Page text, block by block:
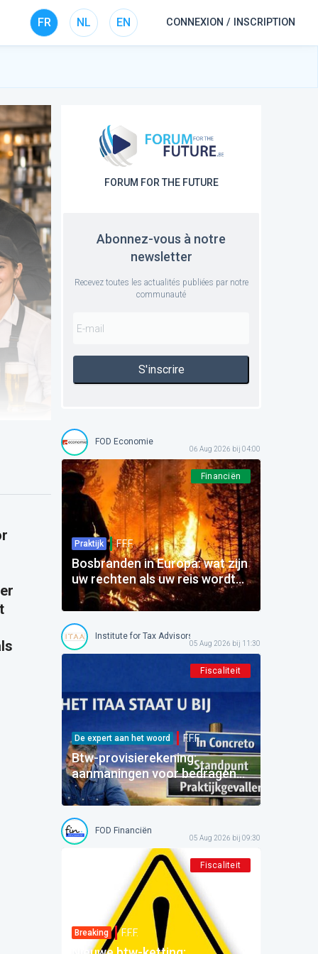
FR NL EN CONNEXION / INSCRIPTION
FORUM FOR THE FUTURE
Abonnez-vous à notre
newsletter
Recevez toutes les actualités publiées par notre
communauté
S'inscrire
FOD Economie
06 Aug 2026 bij 04:00
Financiën
Praktijk F.F.F.
Bosbranden in Europa: wat zijn
uw rechten als uw reis wordt
beïnvloed?
Institute for Tax Advisors and Accountants
05 Aug 2026 bij 11:30
Fiscaliteit
De expert aan het woord F.F.F.
Btw-provisierekening:
aanmaningen voor bedragen
die al betaald zijn
FOD Financiën
05 Aug 2026 bij 09:30
Fiscaliteit
Breaking F.F.F.